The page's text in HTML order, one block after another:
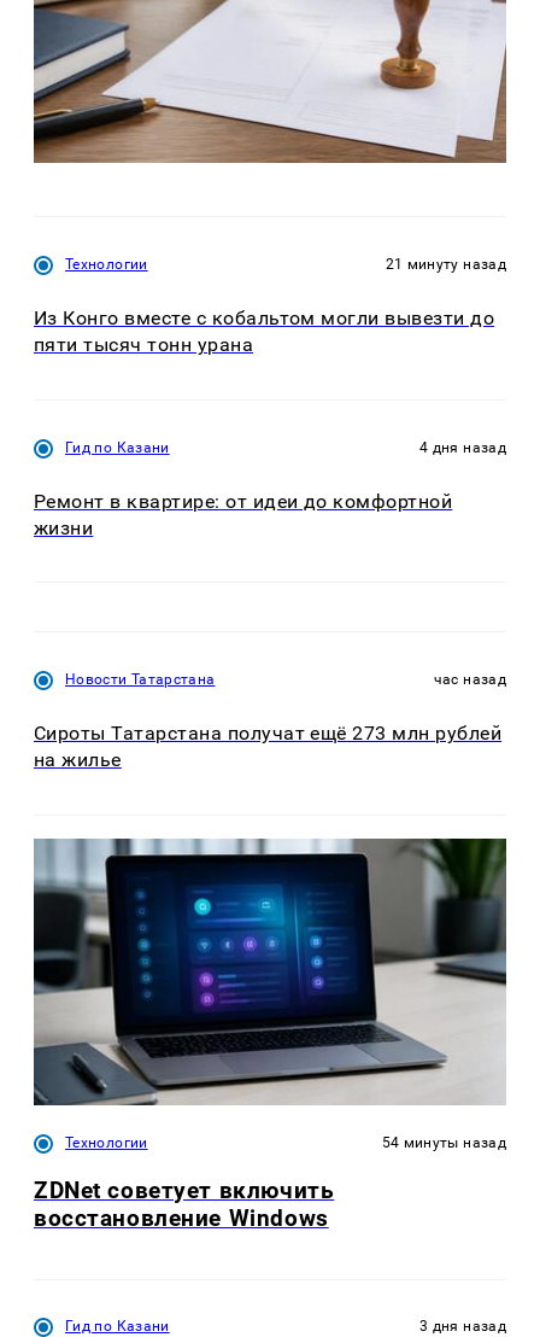
Технологии 21 минуту назад
Из Конго вместе с кобальтом могли вывезти до
пяти тысяч тонн урана
Гид по Казани 4 дня назад
Ремонт в квартире: от идеи до комфортной
жизни
Новости Татарстана час назад
Сироты Татарстана получат ещё 273 млн рублей
на жилье
Технологии 54 минуты назад
ZDNet советует включить
восстановление Windows
Гид по Казани 3 дня назад